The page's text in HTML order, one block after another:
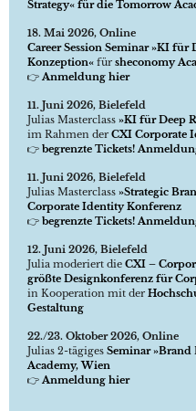
Strategy« für die Tomorrow
18. Mai 2026, Online
Career Session Seminar »KI für
Konzeption« für sheconomy
👉Anmeldung hier
11. Juni 2026, Bielefeld
Julias Masterclass »KI für Deep
im Rahmen der CXI Corporate
👉 begrenzte Tickets!
11. Juni 2026, Bielefeld
Julias Masterclass »Strategic
Corporate Identity Konferenz
👉 begrenzte Tickets!
12. Juni 2026, Bielefeld
Julia moderiert die CXI –
größte Designkonferenz für
in Kooperation mit der
Gestaltung
22./23. Oktober 2026, Online
Julias 2-tägiges Seminar
Academy, Wien
👉Anmeldung hier